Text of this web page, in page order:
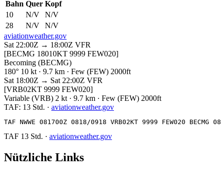
Bahn Quer Kopf
10
N/V
N/V
28
N/V
N/V
aviationweather.gov
Sat 22:00Z → 18:00Z VFR
[BECMG 18010KT 9999 FEW020]
Becoming (BECMG)
180° 10 kt · 9.7 km · Few (FEW) 2000ft
Sat 18:00Z → Sat 22:00Z VFR
[VRB02KT 9999 FEW020]
Variable (VRB) 2 kt · 9.7 km · Few (FEW) 2000ft
TAF: 13 Std. · aviationweather.gov
TAF NWWE 081700Z 0818/0918 VRB02KT 9999 FEW020 BECMG
TAF 13 Std. · aviationweather.gov
Nützliche Links